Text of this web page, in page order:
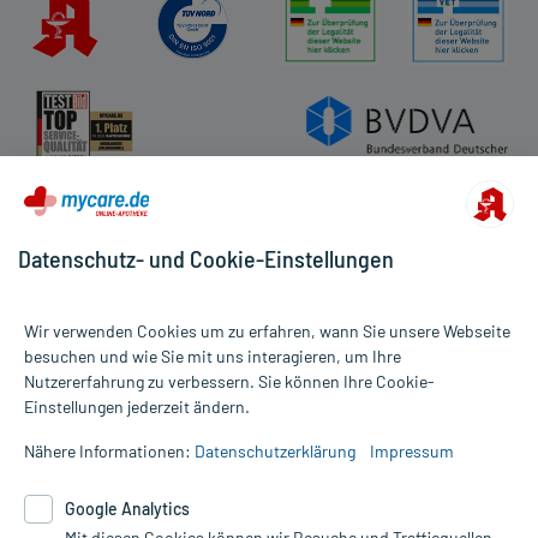
Alle Preise gelten inkl. MwSt., ggf. zzgl. Versandkosten
Informationen auf dieser Website werden ausschließlich für
die Untersuchung und Behandlung durch einen Arzt. Bitte
Therapien eingeleitet werden können. | Diese Webseite benutzt
Datenschutz- und Cookie-Einstellungen
Wir verwenden Cookies um zu erfahren, wann Sie unsere Webseite
besuchen und wie Sie mit uns interagieren, um Ihre
Nutzererfahrung zu verbessern. Sie können Ihre Cookie-
Einstellungen jederzeit ändern.
Nähere Informationen: Datenschutzerklärung Impressum
Google Analytics